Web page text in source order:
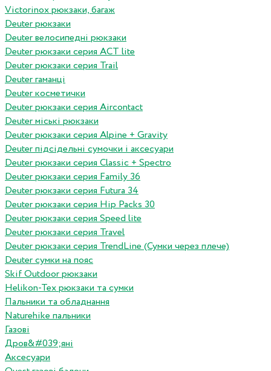
Victorinox рюкзаки, багаж
Deuter рюкзаки
Deuter велосипедні рюкзаки
Deuter рюкзаки серия ACT lite
Deuter рюкзаки серия Trail
Deuter гаманці
Deuter косметички
Deuter рюкзаки серия Aircontact
Deuter міські рюкзаки
Deuter рюкзаки серия Alpine + Gravity
Deuter підсідельні сумочки і аксесуари
Deuter рюкзаки серия Classic + Spectro
Deuter рюкзаки серия Family 36
Deuter рюкзаки серия Futura 34
Deuter рюкзаки серия Hip Packs 30
Deuter рюкзаки серия Speed lite
Deuter рюкзаки серия Travel
Deuter рюкзаки серия TrendLine (Сумки через плече)
Deuter сумки на пояс
Skif Outdoor рюкзаки
Helikon-Tex рюкзаки та сумки
Пальники та обладнання
Naturehike пальники
Газові
Дров&#039;яні
Аксесуари